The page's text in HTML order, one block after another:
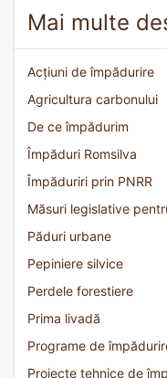
Mai multe
Acțiuni de împădurire
Agricultura carbonului
De ce împădurim
Împăduri Romsilva
Împăduriri prin PNRR
Măsuri legislative
Păduri urbane
Pepiniere silvice
Perdele forestiere
Prima livadă
Programe de
Proiecte tehnice de